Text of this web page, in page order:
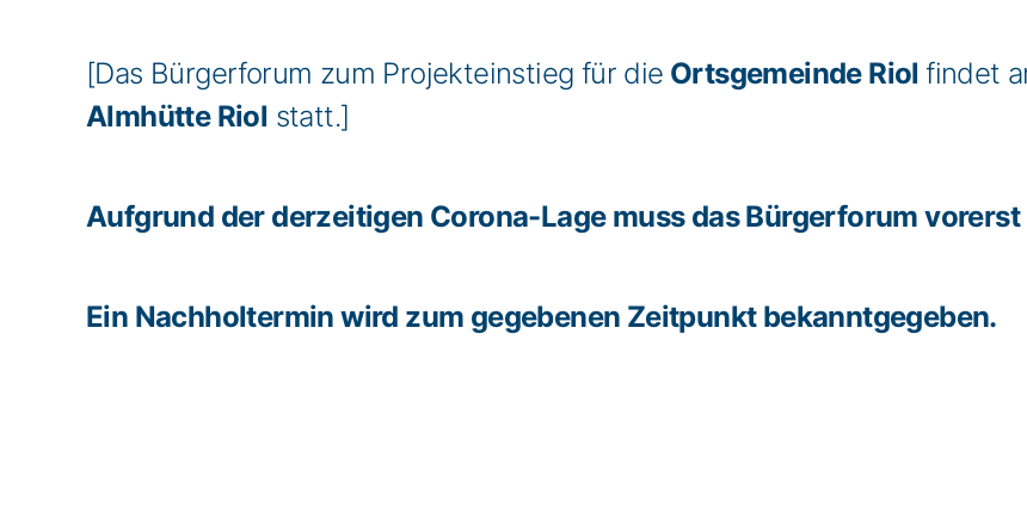
[Das Bürgerforum zum Projekteinstieg für die Ortsgemeinde Riol findet
Almhütte Riol statt.]
Aufgrund der derzeitigen Corona-Lage muss das Bürgerforum
Ein Nachholtermin wird zum gegebenen Zeitpunkt bekanntgegeben.